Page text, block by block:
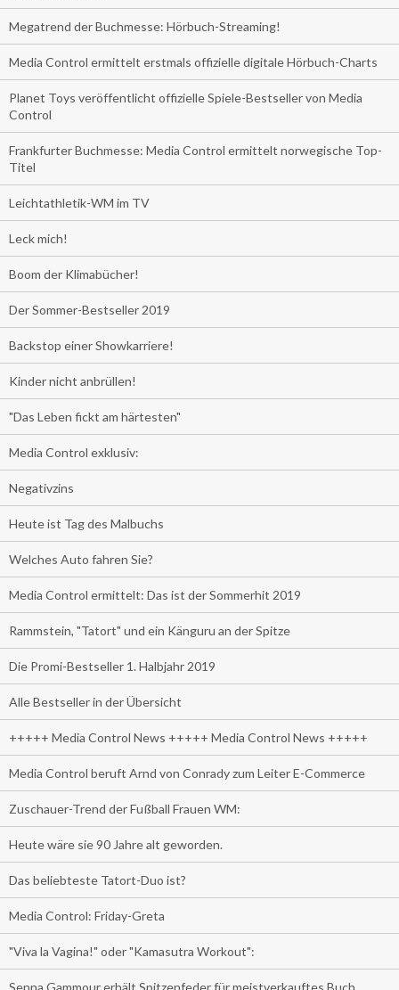
Megatrend der Buchmesse: Hörbuch-Streaming!
Media Control ermittelt erstmals offizielle digitale Hörbuch-Charts
Planet Toys veröffentlicht offizielle Spiele-Bestseller von Media
Control
Frankfurter Buchmesse: Media Control ermittelt norwegische Top-
Titel
Leichtathletik-WM im TV
Leck mich!
Boom der Klimabücher!
Der Sommer-Bestseller 2019
Backstop einer Showkarriere!
Kinder nicht anbrüllen!
"Das Leben fickt am härtesten"
Media Control exklusiv:
Negativzins
Heute ist Tag des Malbuchs
Welches Auto fahren Sie?
Media Control ermittelt: Das ist der Sommerhit 2019
Rammstein, "Tatort" und ein Känguru an der Spitze
Die Promi-Bestseller 1. Halbjahr 2019
Alle Bestseller in der Übersicht
+++++ Media Control News +++++ Media Control News +++++
Media Control beruft Arnd von Conrady zum Leiter E-Commerce
Zuschauer-Trend der Fußball Frauen WM:
Heute wäre sie 90 Jahre alt geworden.
Das beliebteste Tatort-Duo ist?
Media Control: Friday-Greta
"Viva la Vagina!" oder "Kamasutra Workout":
Senna Gammour erhält Spitzenfeder für meistverkauftes Buch